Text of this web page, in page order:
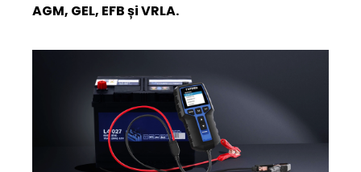
AGM, GEL, EFB și VRLA.